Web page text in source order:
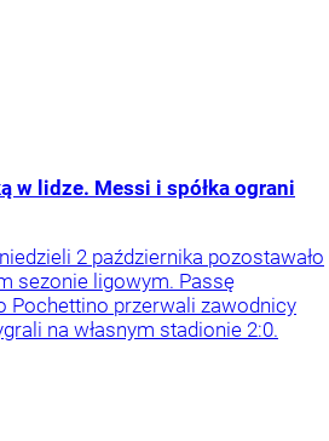
w lidze. Messi i spółka ograni
2 października pozostawało
sezonie ligowym. Passę
Pochettino przerwali zawodnicy
na własnym stadionie 2:0.